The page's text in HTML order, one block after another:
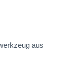
aus